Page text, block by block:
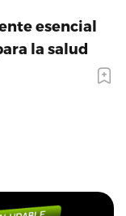
esencial
la salud